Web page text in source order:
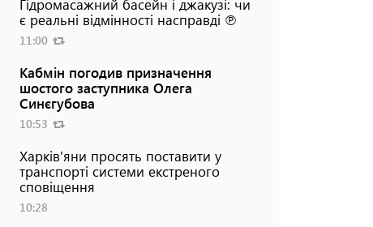
Гідромасажний басейн і джакузі: чи
є реальні відмінності насправді ℗
11:00
Кабмін погодив призначення
шостого заступника Олега
Синєгубова
10:53
Харків'яни просять поставити у
транспорті системи екстреного
сповіщення
10:28